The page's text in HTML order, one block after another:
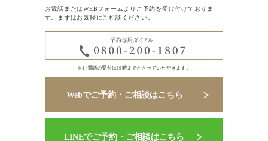
お電話またはWEBフォームよりご予約を受け付けておりま
す。まずはお気軽にご相談ください。
※お電話の受付は19時までとさせていただきます。